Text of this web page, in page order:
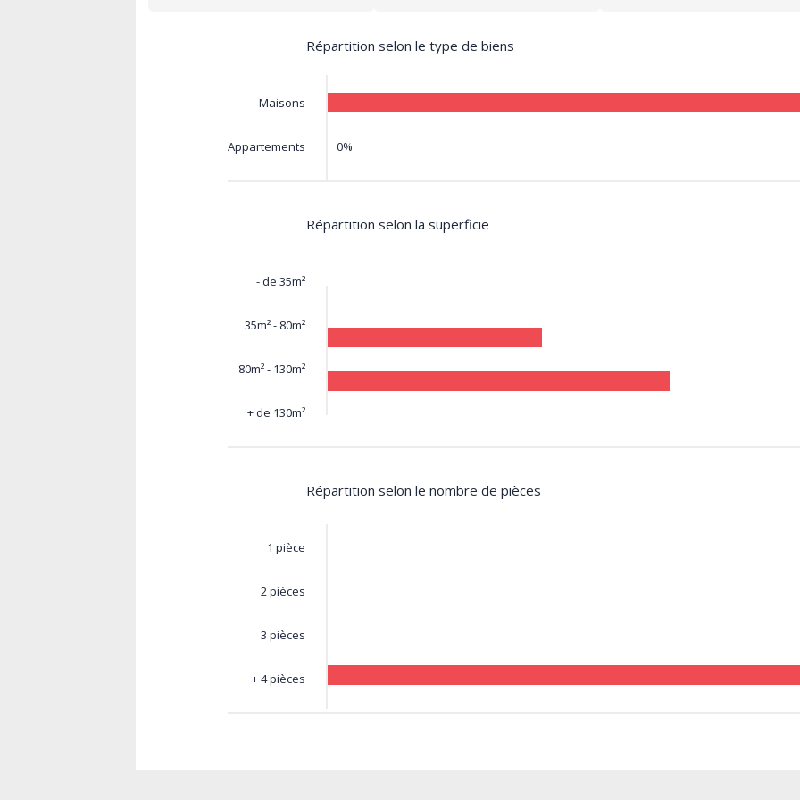
Répartition selon le type de biens
Maisons
Appartements 0%
Répartition selon la superficie
- de 35m²
35m² - 80m²
80m² - 130m²
+ de 130m²
Répartition selon le nombre de pièces
1 pièce
2 pièces
3 pièces
+ 4 pièces